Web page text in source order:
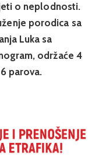
o neplodnosti.
porodica sa
Luka sa
održaće 4
parova.